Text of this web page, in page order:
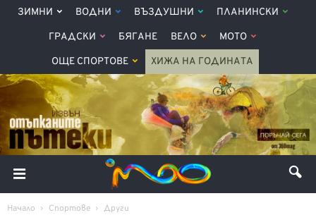
ЗИМНИ ВОДНИ ВЪЗДУШНИ ПЛАНИНСКИ
ГРАДСКИ БЯГАНЕ ВЕЛО МОТО
ОЩЕ СПОРТОВЕ ХИЖА НА ГОДИНАТА
Начало Спортове Други